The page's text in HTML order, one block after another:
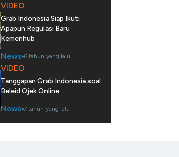
VIDEO
Grab Indonesia Siap Ikuti
Apapun Regulasi Baru
Kemenhub
News 6 tahun yang lalu
VIDEO
Tanggapan Grab Indonesia soal
Beleid Ojek Online
News 7 tahun yang lalu